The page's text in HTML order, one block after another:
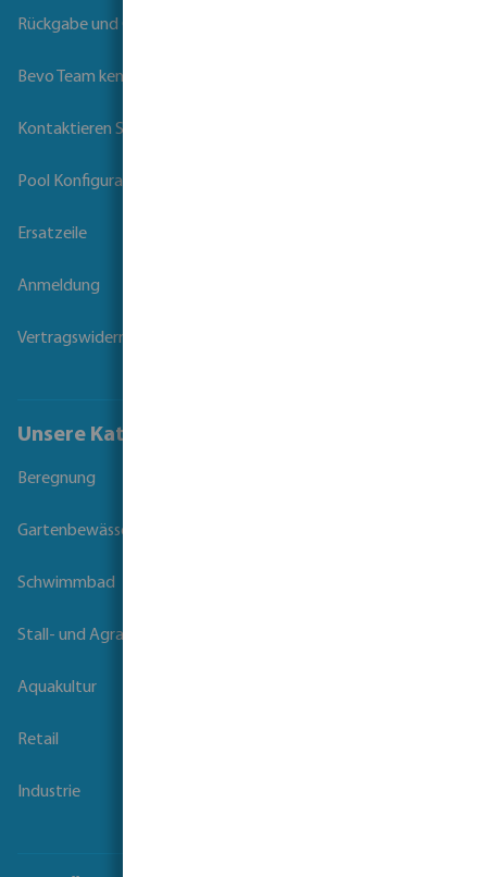
Rückgabe und Garantie
Bevo Team kennenlernen
Kontaktieren Sie uns
Pool Konfigurator
Ersatzeile
Anmeldung
Vertragswiderruf
Unsere Kataloge
Beregnung
Gartenbewässerung
Schwimmbad
Stall- und Agrartechnik
Aquakultur
Retail
Industrie